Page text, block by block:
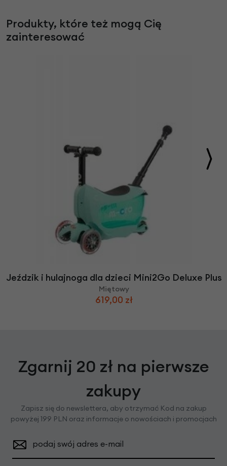
Produkty, które też mogą Cię
zainteresować
Jeździk i hulajnoga dla dzieci Mini2Go Deluxe Plus
Miętowy
619,00 zł
Zgarnij 20 zł na pierwsze
zakupy
Zapisz się do newslettera, aby otrzymać Kod na zakup
powyżej 199 PLN oraz informacje o nowościach i promocjach
podaj swój adres e-mail